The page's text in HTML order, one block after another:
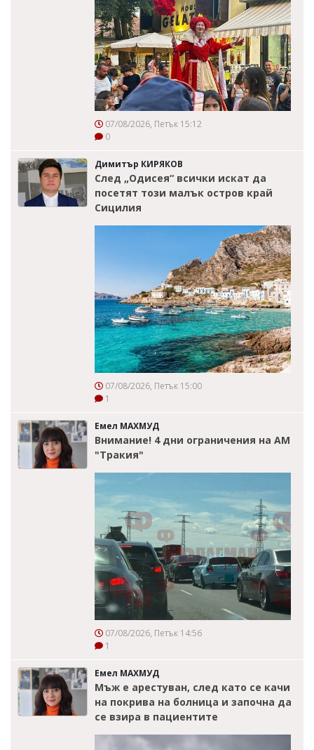
07/08/2026, Петък 15:12
0
Димитър КИРЯКОВ
След „Одисея“ всички искат да
посетят този малък остров край
Сицилия
07/08/2026, Петък 15:00
1
Емел МАХМУД
Внимание! 4 дни ограничения на АМ
"Тракия"
07/08/2026, Петък 14:56
1
Емел МАХМУД
Мъж е арестуван, след като се качи
на покрива на болница и започна да
се взира в пациентите